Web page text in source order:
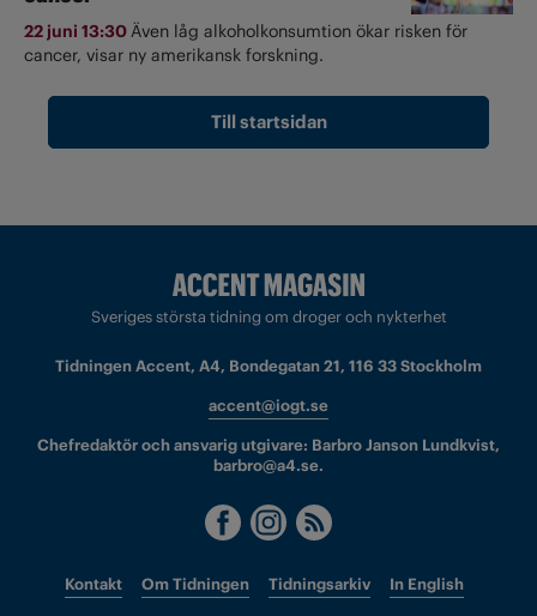
22 juni 13:30Även låg alkoholkonsumtion ökar risken för
cancer, visar ny amerikansk forskning.
Till startsidan
Sveriges största tidning om droger och nykterhet
Tidningen Accent, A4, Bondegatan 21, 116 33 Stockholm
accent@iogt.se
Chefredaktör och ansvarig utgivare: Barbro Janson Lundkvist,
barbro@a4.se.
Kontakt Om Tidningen Tidningsarkiv In English